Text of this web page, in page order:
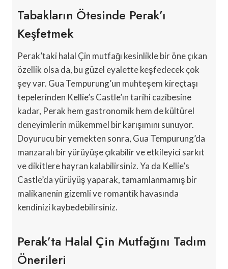
Tabakların Ötesinde Perak’ı
Keşfetmek
Perak’taki halal Çin mutfağı kesinlikle bir öne çıkan
özellik olsa da, bu güzel eyalette keşfedecek çok
şey var. Gua Tempurung’un muhteşem kireçtaşı
tepelerinden Kellie’s Castle’ın tarihi cazibesine
kadar, Perak hem gastronomik hem de kültürel
deneyimlerin mükemmel bir karışımını sunuyor.
Doyurucu bir yemekten sonra, Gua Tempurung’da
manzaralı bir yürüyüşe çıkabilir ve etkileyici sarkıt
ve dikitlere hayran kalabilirsiniz. Ya da Kellie’s
Castle’da yürüyüş yaparak, tamamlanmamış bir
malikanenin gizemli ve romantik havasında
kendinizi kaybedebilirsiniz.
Perak’ta Halal Çin Mutfağını Tadım
Önerileri